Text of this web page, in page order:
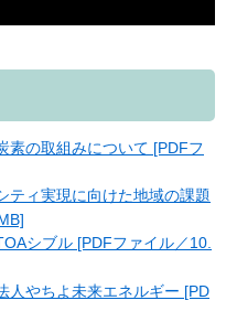
素の取組みについて [PDFフ
ティ実現に向けた地域の課題
シブル [PDFファイル／10.
人やちよ未来エネルギー [PD